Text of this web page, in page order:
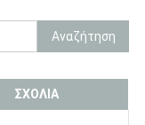
Αναζήτηση
για:
ΣΧΌΛΙΑ